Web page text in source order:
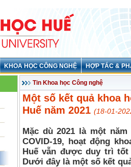
KHOA HỌC CÔNG NGHỆ HỢP TÁC &
Tin Khoa học Công nghệ
Một số kết quả khoa
Huế năm 2021 (18-01-
Mặc dù 2021 là một
COVID-19, hoạt động
Huế vẫn được duy trì
Dưới đây là một số kết